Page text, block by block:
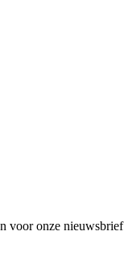
voor onze nieuwsbrief